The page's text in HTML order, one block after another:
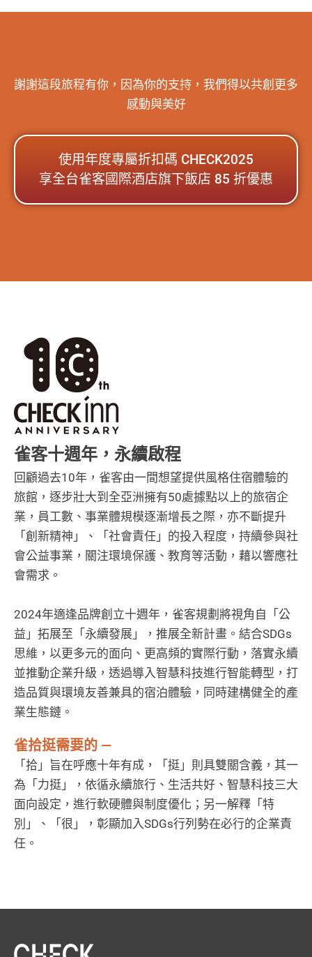
謝謝這段旅程有你，因為你的支持，我們得以共創更多
感動與美好
使用年度專屬折扣碼 CHECK2025
享全台雀客國際酒店旗下飯店 85 折優惠
雀客十週年，永續啟程
回顧過去10年，雀客由一間想望提供風格住宿體驗的
旅館，逐步壯大到全亞洲擁有50處據點以上的旅宿企
業，員工數、事業體規模逐漸增長之際，亦不斷提升
「創新精神」、「社會責任」的投入程度，持續參與社
會公益事業，關注環境保護、教育等活動，藉以響應社
會需求。
2024年適逢品牌創立十週年，雀客規劃將視角自「公
益」拓展至「永續發展」，推展全新計畫。結合SDGs
思維，以更多元的面向、更高頻的實際行動，落實永續
並推動企業升級，透過導入智慧科技進行智能轉型，打
造品質與環境友善兼具的宿泊體驗，同時建構健全的產
業生態鏈。
雀拾挺需要的 —
「拾」旨在呼應十年有成，「挺」則具雙關含義，其一
為「力挺」，依循永續旅行、生活共好、智慧科技三大
面向設定，進行軟硬體與制度優化；另一解釋「特
別」、「很」，彰顯加入SDGs行列勢在必行的企業責
任。